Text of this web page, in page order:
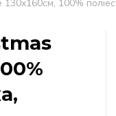
100%